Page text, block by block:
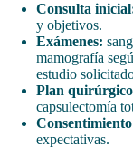
Consulta
y objetivos.
Exámenes:
mamografía
estudio
Plan
capsulectomía
expectativas.